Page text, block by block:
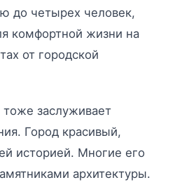
до четырех человек,
комфортной жизни на
от городской
заслуживает
Город красивый,
историей. Многие его
архитектуры.